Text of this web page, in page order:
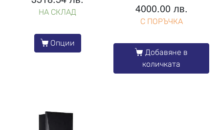
НА СКЛАД
Опции
4000.00 лв.
С ПОРЪЧКА
Добавяне в
количката